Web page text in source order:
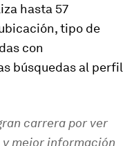
hasta 57
tipo de
con
búsquedas al perfil
carrera por ver
mejor información